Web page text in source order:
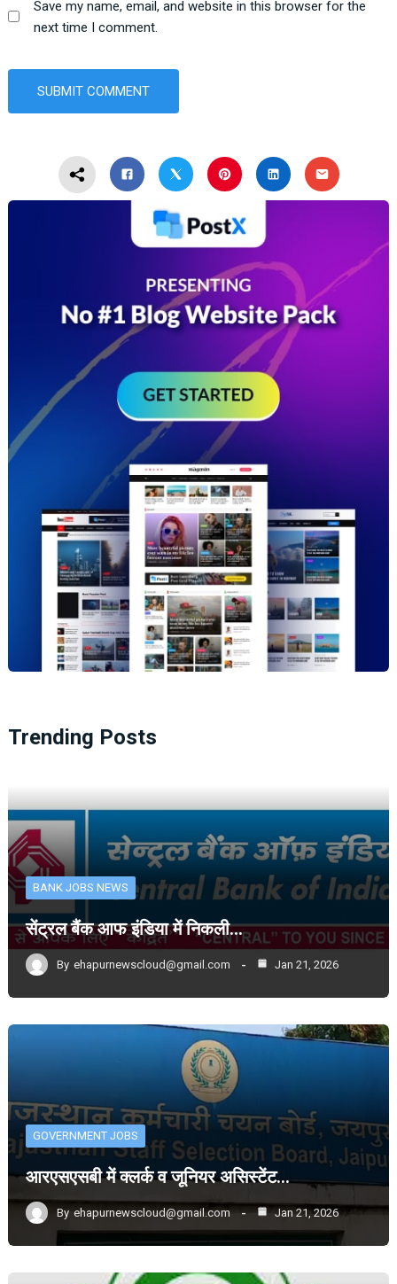
Save my name, email, and website in this browser for the
next time I comment.
Trending Posts
BANK JOBS NEWS
सेंट्रल बैंक आफ इंडिया में निकली…
By ehapurnewscloud@gmail.com Jan 21, 2026
GOVERNMENT JOBS
आरएसएसबी में क्लर्क व जूनियर असिस्टेंट…
By ehapurnewscloud@gmail.com Jan 21, 2026